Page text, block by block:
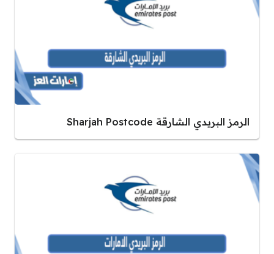
الرمز البريدي الشارقة Sharjah Postcode